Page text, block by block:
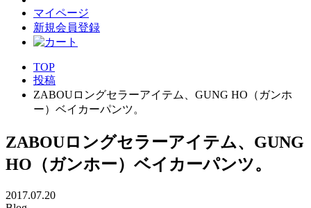
マイページ
新規会員登録
TOP
投稿
ZABOUロングセラーアイテム、GUNG HO（ガンホ
ー）ベイカーパンツ。
ZABOUロングセラーアイテム、GUNG
HO（ガンホー）ベイカーパンツ。
2017.07.20